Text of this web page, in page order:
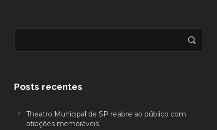
Posts recentes
Theatro Municipal de SP reabre ao público com
atrações memoráveis